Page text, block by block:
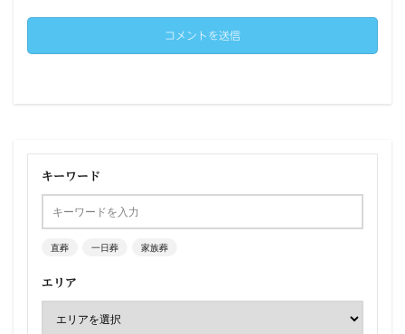
キーワード
直葬 一日葬 家族葬
エリア